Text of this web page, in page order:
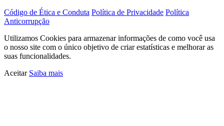
Código de Ética e Conduta Política de Privacidade Política
Anticorrupção
Utilizamos Cookies para armazenar informações de como você usa
o nosso site com o único objetivo de criar estatísticas e melhorar as
suas funcionalidades.
Aceitar Saiba mais